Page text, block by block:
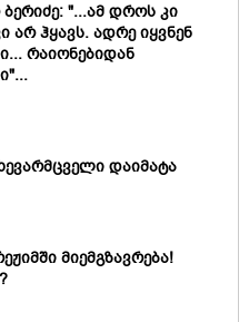
"...ამ დროს კი
არ ჰყავს. ადრე იყვნენ
რაიონებიდან
დაიმატა
მიემგზავრება!